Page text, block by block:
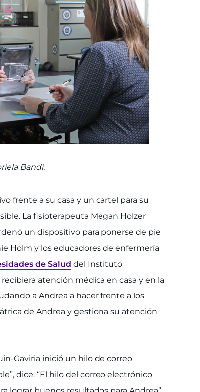
Bandi.
frente a su casa y un cartel para su
La fisioterapeuta Megan Holzer
un dispositivo para ponerse de pie
Holm y los educadores de enfermería
de Salud del Instituto
atención médica en casa y en la
a Andrea a hacer frente a los
de Andrea y gestiona su atención
Gaviria inició un hilo de correo
dice. “El hilo del correo electrónico